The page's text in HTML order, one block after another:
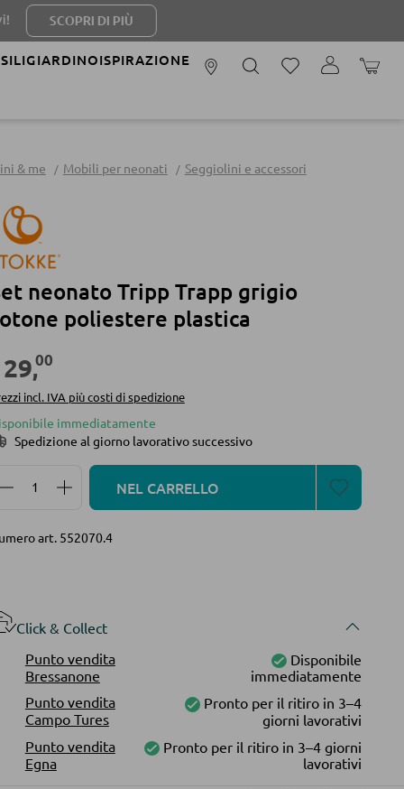
PIÙ
GIARDINOISPIRAZIONE IL
& me Mobili per neonati Seggiolini e accessori
neonato Tripp Trapp grigio
poliestere plastica
,00
incl. IVA più costi di spedizione
immediatamente
Spedizione al giorno lavorativo successivo
Quantità del prodotto: inserisci la quantità
NEL CARRELLO
art. 552070.4
Click & Collect
Punto vendita
Bressanone
Disponibile
immediatamente
Punto vendita
Campo Tures
Pronto per il ritiro in 3–4
giorni lavorativi
Punto vendita
Egna
Pronto per il ritiro in 3–4 giorni
lavorativi